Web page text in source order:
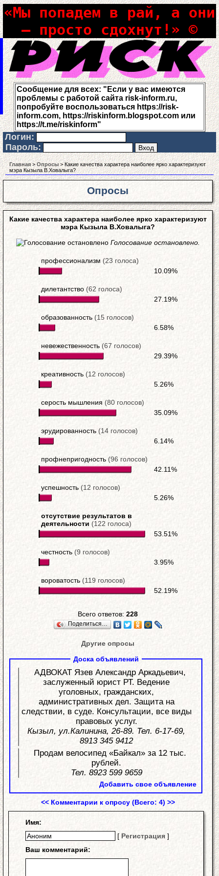
«Мы попадем в рай, а они
– просто сдохнут!» ©
Сообщение для всех: "Если у вас имеются
проблемы с работой сайта risk-inform.ru,
попробуйте воспользоваться https://risk-
inform.com, https://riskinform.blogspot.com или
https://t.me/riskinform"
Логин:
Пароль:
Главная>Опросы> Какие качества характера наиболее ярко характеризуют
мэра Кызыла В.Ховалыга?
Опросы
Какие качества характера наиболее ярко характеризуют
мэра Кызыла В.Ховалыга?
Голосование остановлено.
профессионализм (23 голоса)
10.09%
дилетантство (62 голоса)
27.19%
образованность (15 голосов)
6.58%
невежественность (67 голосов)
29.39%
креативность (12 голосов)
5.26%
серость мышления (80 голосов)
35.09%
эрудированность (14 голосов)
6.14%
профнепригодность (96 голосов)
42.11%
успешность (12 голосов)
5.26%
отсутствие результатов в
деятельности (122 голоса)
53.51%
честность (9 голосов)
3.95%
вороватость (119 голосов)
52.19%
Всего ответов: 228
Поделиться…
Другие опросы
Доска объявлений
АДВОКАТ Язев Александр Аркадьевич,
заслуженный юрист РТ. Ведение
уголовных, гражданских,
административных дел. Защита на
следствии, в суде. Консультации, все виды
правовых услуг.
Кызыл, ул.Калинина, 26-89. Тел. 6-17-69,
8913 345 9412
Продам велосипед «Байкал» за 12 тыс.
рублей.
Тел. 8923 599 9659
Добавить свое объявление
<< Комментарии к опросу (Всего: 4) >>
Имя:
[ Регистрация ]
Ваш комментарий: